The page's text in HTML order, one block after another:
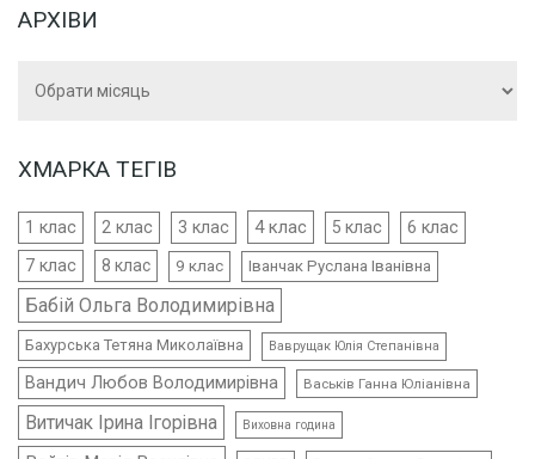
АРХІВИ
ХМАРКА ТЕГІВ
1 клас 2 клас 3 клас 4 клас 5 клас 6 клас
7 клас 8 клас 9 клас Іванчак Руслана Іванівна
Бабій Ольга Володимирівна
Бахурська Тетяна Миколаївна Ваврущак Юлія Степанівна
Вандич Любов Володимирівна Васьків Ганна Юліанівна
Витичак Ірина Ігорівна Виховна година